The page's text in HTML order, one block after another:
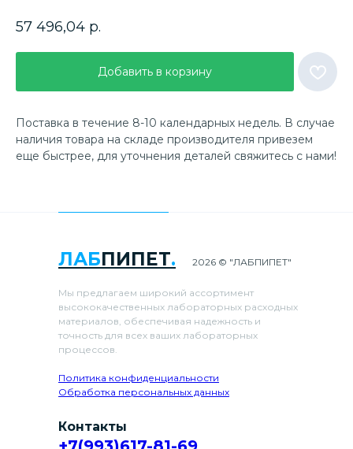
57 496,04 р.
Добавить в корзину
Поставка в течение 8-10 календарных недель. В случае
наличия товара на складе производителя привезем
еще быстрее, для уточнения деталей свяжитесь с нами!
ЛАБПИПЕТ.
Мы предлагаем широкий ассортимент
высококачественных лабораторных расходных
материалов, обеспечивая надежность и
точность для всех ваших лабораторных
процессов.
Политика конфиденциальности
Обработка персональных данных
2026 © "ЛАБПИПЕТ"
Контакты